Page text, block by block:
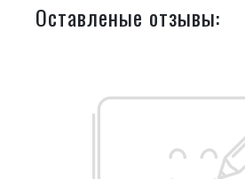
Оставленые отзывы: